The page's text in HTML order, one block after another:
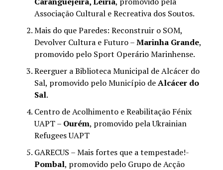
Associação Cultural e Recreativa dos Soutos.
Mais do que Paredes: Reconstruir o SOM,
Devolver Cultura e Futuro –Marinha Grande,
promovido pelo Sport Operário Marinhense.
Reerguer a Biblioteca Municipal de Alcácer do
Sal, promovido pelo Município deAlcácer do
Sal.
Centro de Acolhimento e Reabilitação Fénix
UAPT – Ourém, promovido pela Ukrainian
Refugees UAPT
GARECUS – Mais fortes que a tempestade!-
Pombal, promovido pelo Grupo de Acção